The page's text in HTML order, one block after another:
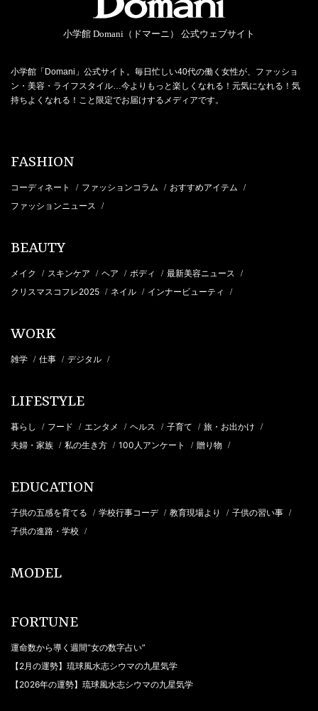
小学館 Domani（ドマーニ） 公式ウェブサイト
小学館「Domani」公式サイト。毎日忙しい40代の働く女性が、ファッショ
ン・美容・ライフスタイル…今よりもっと楽しくなれる！元気になれる！気
持ちよくなれる！こと限定でお届けするメディアです。
FASHION
コーディネート / ファッションコラム / おすすめアイテム /
ファッションニュース /
BEAUTY
メイク / スキンケア / ヘア / ボディ / 最新美容ニュース /
クリスマスコフレ2025 / ネイル / インナービューティ /
WORK
雑学 / 仕事 / デジタル /
LIFESTYLE
暮らし / フード / エンタメ / ヘルス / 子育て / 旅・お出かけ /
夫婦・家族 / 私の生き方 / 100人アンケート / 贈り物 /
EDUCATION
子供の五感を育てる / 学校行事コーデ / 教育現場より / 子供の習い事 /
子供の進路・学校 /
MODEL
FORTUNE
運命数から導く週間“女の数字占い”
【2月の運勢】琉球風水志シウマの九星気学
【2026年の運勢】琉球風水志シウマの九星気学